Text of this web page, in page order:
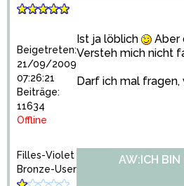
Beigetreten:
21/09/2009
07:26:21
Beiträge:
11634
Offline
Ist ja löblich
Aber
Versteh mich nicht
Darf ich mal fragen,
Filles-Violet
Bronze-User
AW:ICH BIN